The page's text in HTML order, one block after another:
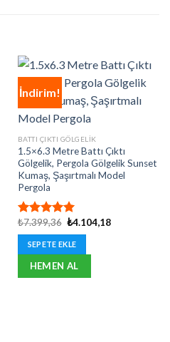
İndirim!
BATTI ÇIKTI GÖLGELIK
1.5×6.3 Metre Battı Çıktı
Gölgelik, Pergola Gölgelik Sunset
Kumaş, Şaşırtmalı Model
Pergola
5 üzerinden
5.00oy
aldı
₺7.399,36 Orijinal
₺7.399,36.
₺4.104,18Şu
SEPETE EKLE
HEMEN AL